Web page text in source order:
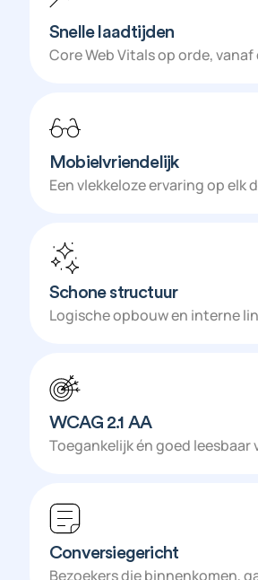
Snelle laadtijden
Core Web Vitals op orde, vanaf
Mobielvriendelijk
Een vlekkeloze ervaring op elk
Schone structuur
Logische opbouw en interne
WCAG 2.1 AA
Toegankelijk én goed leesbaar
Conversiegericht
Bezoekers die binnenkomen,